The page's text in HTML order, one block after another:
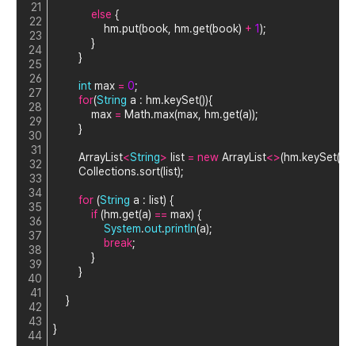
21
22
23
24
25
26
27
28
29
30
31
32
33
34
35
36
37
38
39
40
41
42
43
44
else {
hm.put(book, hm.get(book) + 1);
}
}
int max = 0;
for(String a : hm.keySet()){
max = Math.max(max, hm.get(a));
}
ArrayList<String> list = new ArrayList<>(hm.keySet());
Collections.sort(list);
for (String a : list) {
if (hm.get(a) == max) {
System.out.println(a);
break;
}
}
}
}